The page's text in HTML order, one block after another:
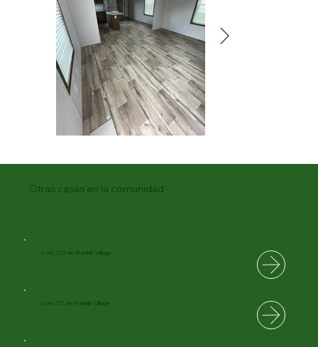
Otras casas en la comunidad
Lote 213 de Franklin Village
Lote 111 de Franklin Village